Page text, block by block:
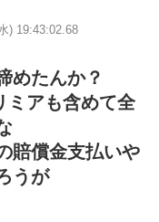
) 19:43:02.68
めたんか？
ミアも含めて全
賠償金支払いや
うが